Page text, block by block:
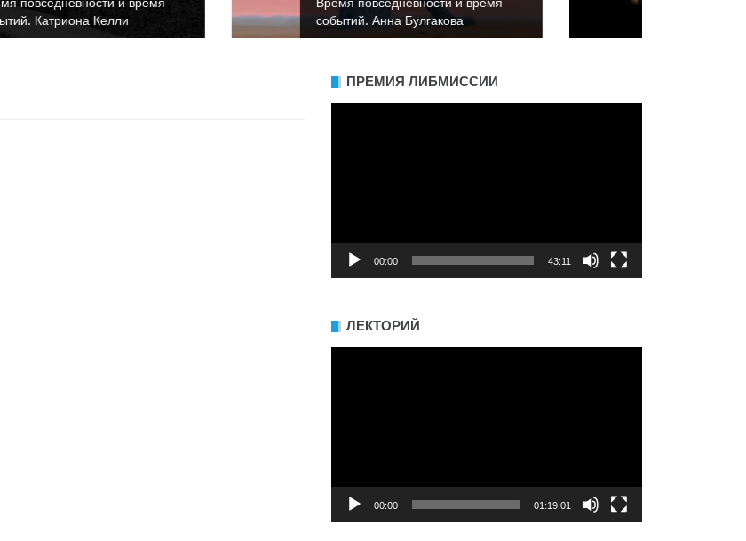
событий. Анна Булгакова
событий. Константин Пахалюк
ПРЕМИЯ ЛИБМИССИИ
00:00 43:11
ЛЕКТОРИЙ
00:00 01:19:01